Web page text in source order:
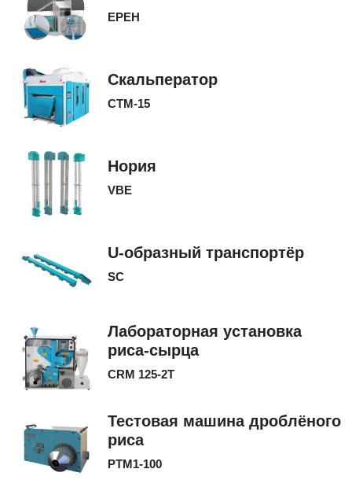
EPEH
Скальператор
CTM-15
Нория
VBE
U-образный транспортёр
SC
Лабораторная установка
риса-сырца
CRM 125-2T
Тестовая машина дроблёного
риса
PTM1-100